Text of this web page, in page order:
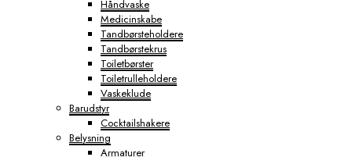
Håndvaske
Medicinskabe
Tandbørsteholdere
Tandbørstekrus
Toiletbørster
Toiletrulleholdere
Vaskeklude
Barudstyr
Cocktailshakere
Belysning
Armaturer